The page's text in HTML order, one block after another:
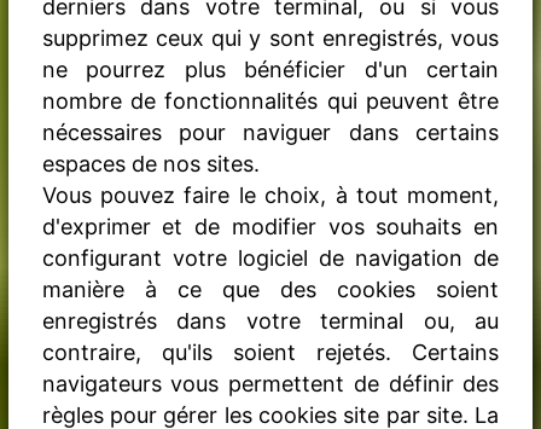
derniers dans votre terminal, ou si vous
supprimez ceux qui y sont enregistrés, vous
ne pourrez plus bénéficier d'un certain
nombre de fonctionnalités qui peuvent être
nécessaires pour naviguer dans certains
espaces de nos sites.
Vous pouvez faire le choix, à tout moment,
d'exprimer et de modifier vos souhaits en
configurant votre logiciel de navigation de
manière à ce que des cookies soient
enregistrés dans votre terminal ou, au
contraire, qu'ils soient rejetés. Certains
navigateurs vous permettent de définir des
règles pour gérer les cookies site par site. La